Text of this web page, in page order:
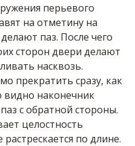
перьевого
на отметину на
паз. После чего
сторон двери делают
насквозь.
прекратить сразу, как
видно наконечник
с обратной стороны.
целостность
по длине.